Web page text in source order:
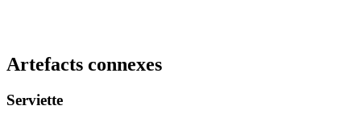
Artefacts connexes
Serviette